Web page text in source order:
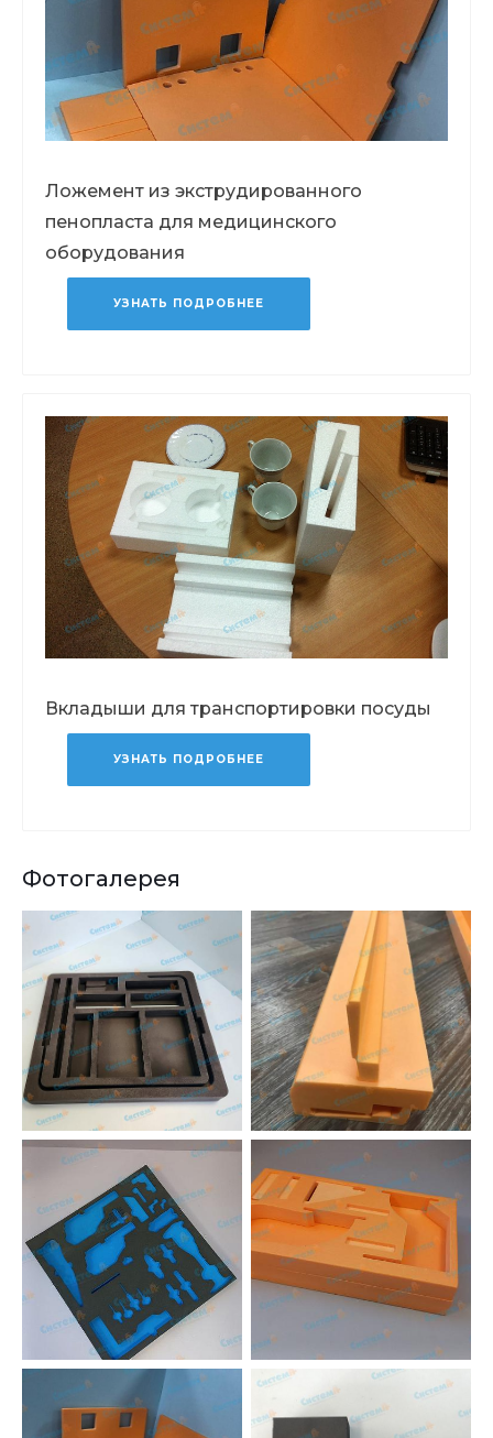
Ложемент из экструдированного
пенопласта для медицинского
оборудования
УЗНАТЬ ПОДРОБНЕЕ
Вкладыши для транспортировки посуды
УЗНАТЬ ПОДРОБНЕЕ
Фотогалерея